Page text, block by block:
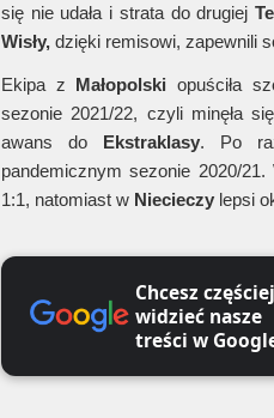
się nie udała i strata do drugiej
Wisły, dzięki remisowi, zapewnili
Ekipa z Małopolski opuściła
sezonie 2021/22, czyli minęła
awans do Ekstraklasy. Po
pandemicznym sezonie 2020/
1:1, natomiast w Niecieczy lepsi
Chcesz częściej
widzieć nasze
treści w